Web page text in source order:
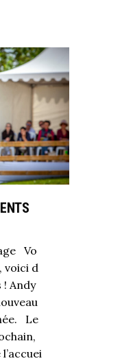
Vo
voici d
! Andy
Le